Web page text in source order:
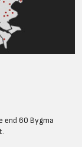
end 60 Bygma